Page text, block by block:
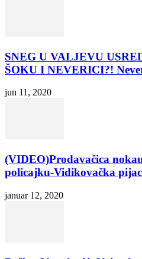
SNEG U VALJEVU
ŠOKU I NEVERICI?!
jun 11, 2020
(VIDEO)Prodavačica
policajku-Vidikovačka
januar 12, 2020